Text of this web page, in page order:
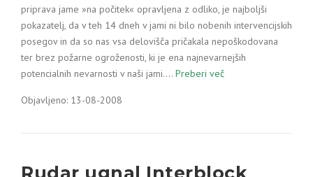
priprava jame »na počitek« opravljena z odliko, je najboljši
pokazatelj, da v teh 14 dneh v jami ni bilo nobenih intervencijskih
posegov in da so nas vsa delovišča pričakala nepoškodovana
ter brez požarne ogroženosti, ki je ena najnevarnejših
potencialnih nevarnosti v naši jami.… Preberi več
Objavljeno: 13-08-2008
Rudar ugnal Interblock